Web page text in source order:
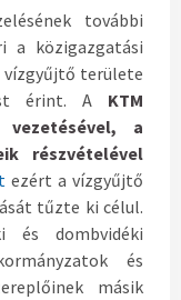
további
a közigazgatási
vízgyűjtő területe
érint. A KTM
vezetésével, a
részvételével
ezért a vízgyűjtő
tűzte ki célul.
és dombvidéki
és
másik